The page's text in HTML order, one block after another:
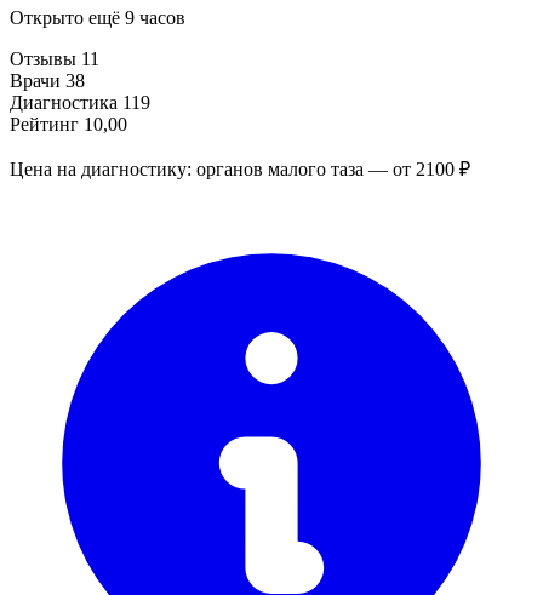
Открыто ещё 9 часов
Отзывы 11
Врачи 38
Диагностика 119
Рейтинг 10,00
Цена на диагностику: органов малого таза — от 2100 ₽